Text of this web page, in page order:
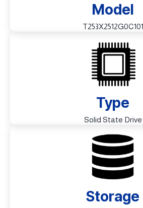
Model
T253X2512G0C101
Type
Solid State Drive
Storage